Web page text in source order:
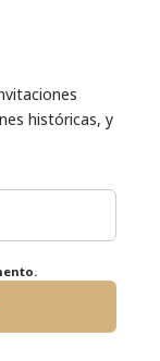
históricas, y